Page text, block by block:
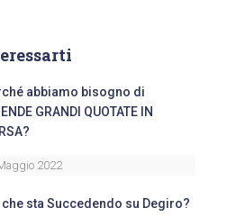
abbiamo bisogno di
GRANDI QUOTATE IN
2022
che sta Succedendo su Degiro?